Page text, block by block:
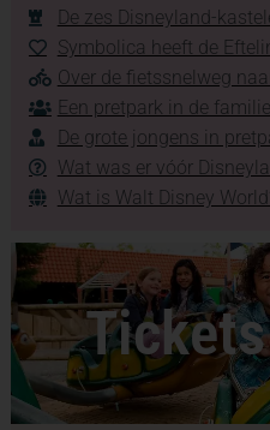
De zes Disneyland-
Symbolica heeft de
Over de fietssnelweg
Een pretpark in de familie
De grote jongens in
Wat was er vóór
Wat is Walt Disney